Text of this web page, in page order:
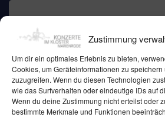
Zustimmung
Um dir ein optimales Erlebnis zu bieten,
Cookies, um Geräteinformationen zu
zuzugreifen. Wenn du diesen Technologien
wie das Surfverhalten oder eindeutige IDs auf
Wenn du deine Zustimmung nicht erteilst oder
bestimmte Merkmale und Funktionen
Kartenvorverkauf